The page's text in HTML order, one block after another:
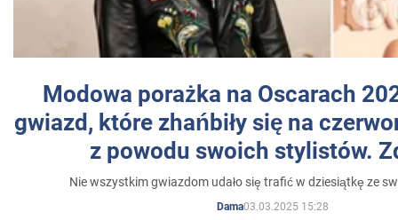
Modowa porażka na Oscarach
gwiazd, które zhańbiły się na
z powodu swoich stylistów.
Nie wszystkim gwiazdom udało się trafić w dziesiątkę ze
Dama03.03.2025 15:28